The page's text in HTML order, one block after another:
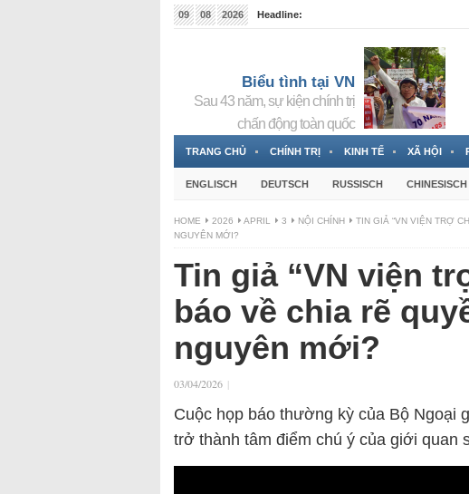
09 08 2026
Headline:
Biểu tình tại VN
Sau 43 năm, sự kiện chính trị
chấn động toàn quốc
TRANG CHỦ CHÍNH TRỊ KINH TẾ XÃ HỘI
ENGLISCH DEUTSCH RUSSISCH CHINESISCH
HOME 2026 APRIL 3 NỘI CHÍNH
TIN GIẢ “VN VIỆN TRỢ
NGUYÊN MỚI?
Tin giả “VN viện
báo về chia rẽ
nguyên mới?
03/04/2026 |
Cuộc họp báo thường kỳ của Bộ Ngoại
trở thành tâm điểm chú ý của giới quan